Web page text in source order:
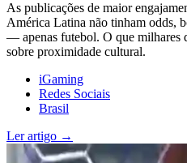
As publicações de maior
América Latina não tinham odds,
— apenas futebol. O que milhares
sobre proximidade cultural.
iGaming
Redes Sociais
Brasil
Ler artigo →